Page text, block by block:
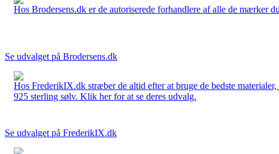
Hos Brodersens.dk er de autoriserede forhandlere af alle de mærker
Se udvalget på Brodersens.dk
Hos FrederikIX.dk stræber de altid efter at bruge de bedste
925 sterling sølv. Klik her for at se deres udvalg.
Se udvalget på FrederikIX.dk